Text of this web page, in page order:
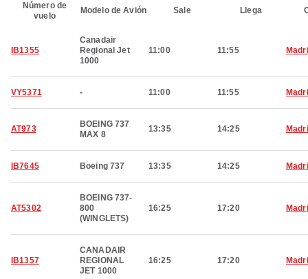
Número de
vuelo
Modelo de Avión Sale Llega
IB1355
Canadair
Regional Jet
1000
11:00 11:55
VY5371 - 11:00 11:55
AT973
BOEING 737
MAX 8
13:35 14:25
IB7645 Boeing 737 13:35 14:25
AT5302
BOEING 737-
800
(WINGLETS)
16:25 17:20
IB1357
CANADAIR
REGIONAL
JET 1000
16:25 17:20